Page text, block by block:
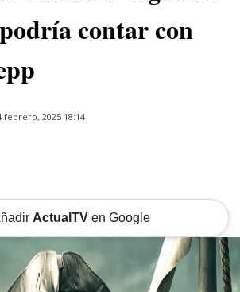
contar con
febrero, 2025 18:14
ActualTVen Google